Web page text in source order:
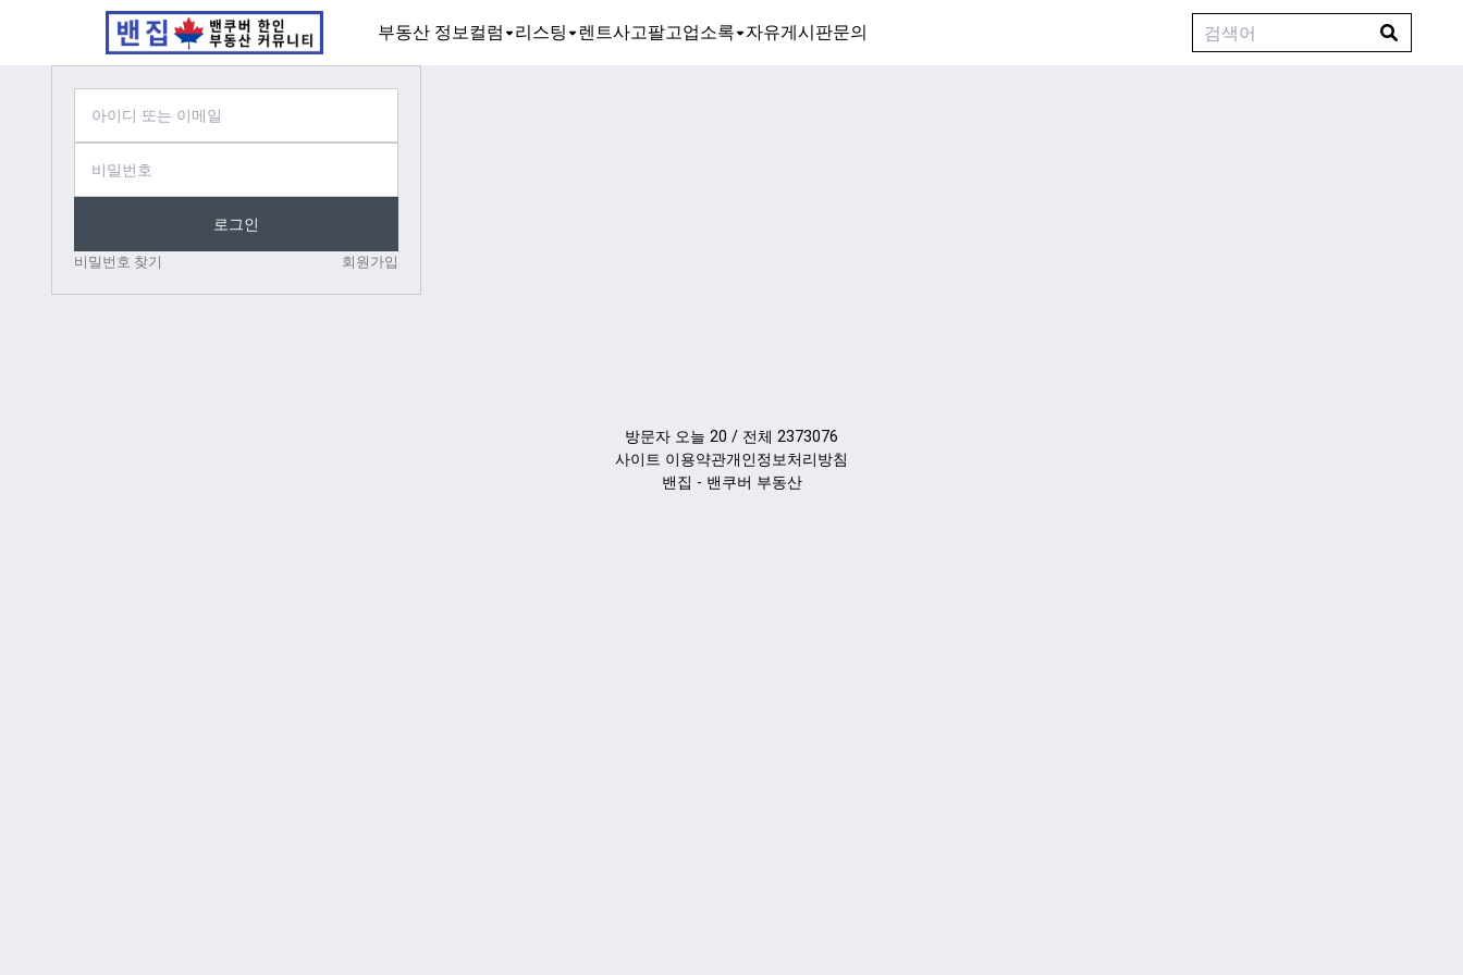
부동산 정보컬럼 리스팅 렌트사고팔고업소록 자유게시판문의
로그인
비밀번호 찾기 회원가입
방문자 오늘 20 / 전체 2373076
사이트 이용약관개인정보처리방침
밴집 - 밴쿠버 부동산